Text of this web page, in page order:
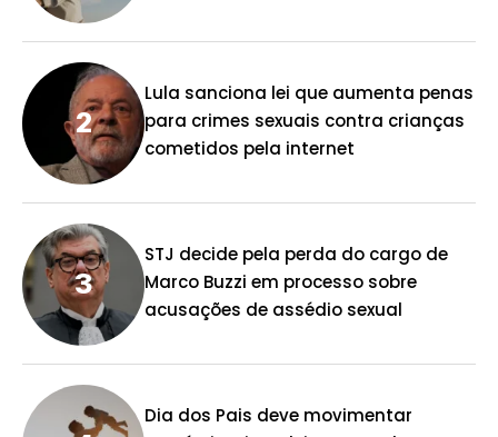
Lula sanciona lei que aumenta penas
para crimes sexuais contra crianças
cometidos pela internet
STJ decide pela perda do cargo de
Marco Buzzi em processo sobre
acusações de assédio sexual
Dia dos Pais deve movimentar